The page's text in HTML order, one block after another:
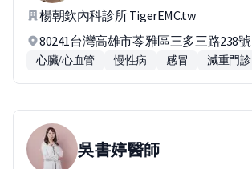
楊朝欽內科診所 TigerEMC.tw
80241台灣高雄市苓雅區三多三路238號
心臟/心血管 慢性病 感冒 減重門診
吳書婷醫師